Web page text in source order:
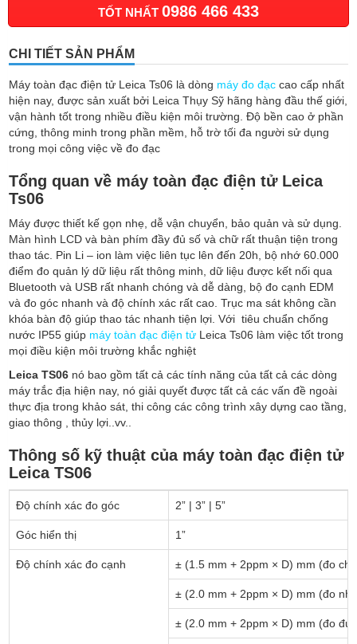
TỐT NHẤT 0986 466 433
CHI TIẾT SẢN PHẨM
Máy toàn đạc điện tử Leica Ts06 là dòng máy đo đạc cao cấp nhất
hiện nay, được sản xuất bởi Leica Thụy Sỹ hãng hàng đầu thế giới,
vận hành tốt trong nhiều điều kiện môi trường. Độ bền cao ở phần
cứng, thông minh trong phần mềm, hỗ trờ tối đa người sử dụng
trong mọi công việc về đo đạc
Tổng quan về máy toàn đạc điện tử Leica
Ts06
Máy được thiết kế gọn nhẹ, dễ vận chuyển, bảo quản và sử dụng.
Màn hình LCD và bàn phím đầy đủ số và chữ rất thuận tiện trong
thao tác. Pin Li – ion làm việc liên tục lên đến 20h, bộ nhớ 60.000
điểm đo quản lý dữ liệu rất thông minh, dữ liệu được kết nối qua
Bluetooth và USB rất nhanh chóng và dễ dàng, bộ đo cạnh EDM
và đo góc nhanh và độ chính xác rất cao. Trục ma sát không cần
khóa bàn độ giúp thao tác nhanh tiện lợi. Với tiêu chuẩn chống
nước IP55 giúp máy toàn đạc điện tử Leica Ts06 làm việc tốt trong
mọi điều kiện môi trường khắc nghiệt
Leica TS06 nó bao gồm tất cả các tính năng của tất cả các dòng
máy trắc địa hiện nay, nó giải quyết được tất cả các vấn đề ngoài
thực địa trong khảo sát, thi công các công trình xây dựng cao tầng,
giao thông , thủy lợi..vv..
Thông số kỹ thuật của máy toàn đạc điện tử
Leica TS06
Độ chính xác đo góc 2” | 3” | 5”
Góc hiển thị 1”
Độ chính xác đo cạnh ± (1.5 mm + 2ppm × D) mm (đo
± (2.0 mm + 2ppm × D) mm (đo
± (2.0 mm + 2ppm × D) mm (đo